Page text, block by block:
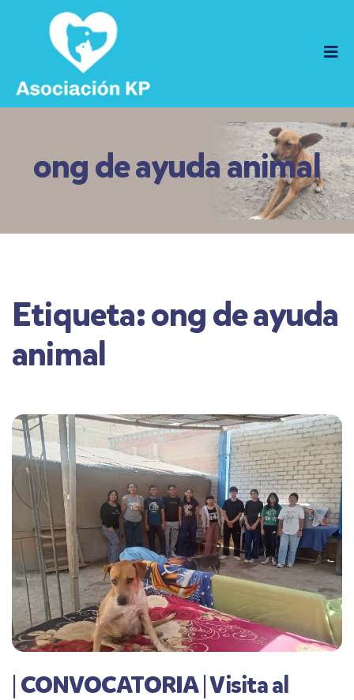
ong de ayuda animal
Etiqueta:ong de ayuda
animal
| CONVOCATORIA | Visita al